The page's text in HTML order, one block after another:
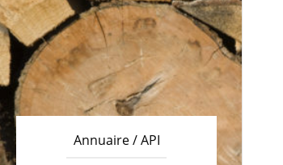
Annuaire / API